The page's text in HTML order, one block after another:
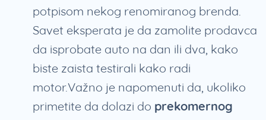
potpisom nekog renomiranog brenda.
Savet eksperata je da zamolite prodavca
da isprobate auto na dan ili dva, kako
biste zaista testirali kako radi
motor.Važno je napomenuti da, ukoliko
primetite da dolazi do prekomernog